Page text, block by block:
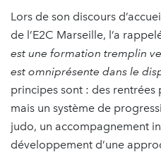
Lors de son discours
de l’E2C Marseille, l’a
est une formation tremplin
est omniprésente dans le
principes sont : des rentrées
mais un système de
judo, un accompagnement
développement d’une